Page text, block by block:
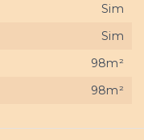
Sim
Sim
98m²
98m²